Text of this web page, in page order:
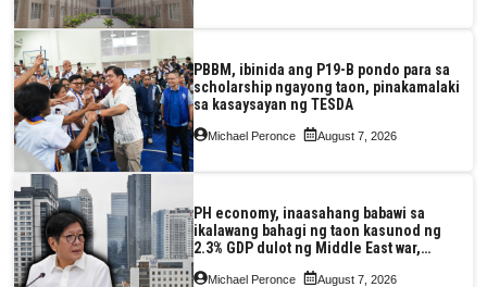
PBBM, ibinida ang P19-B pondo para sa
scholarship ngayong taon, pinakamalaki
sa kasaysayan ng TESDA
Michael Peronce August 7, 2026
PH economy, inaasahang babawi sa
ikalawang bahagi ng taon kasunod ng
2.3% GDP dulot ng Middle East war,
pagkaantala ng public construction
Michael Peronce August 7, 2026